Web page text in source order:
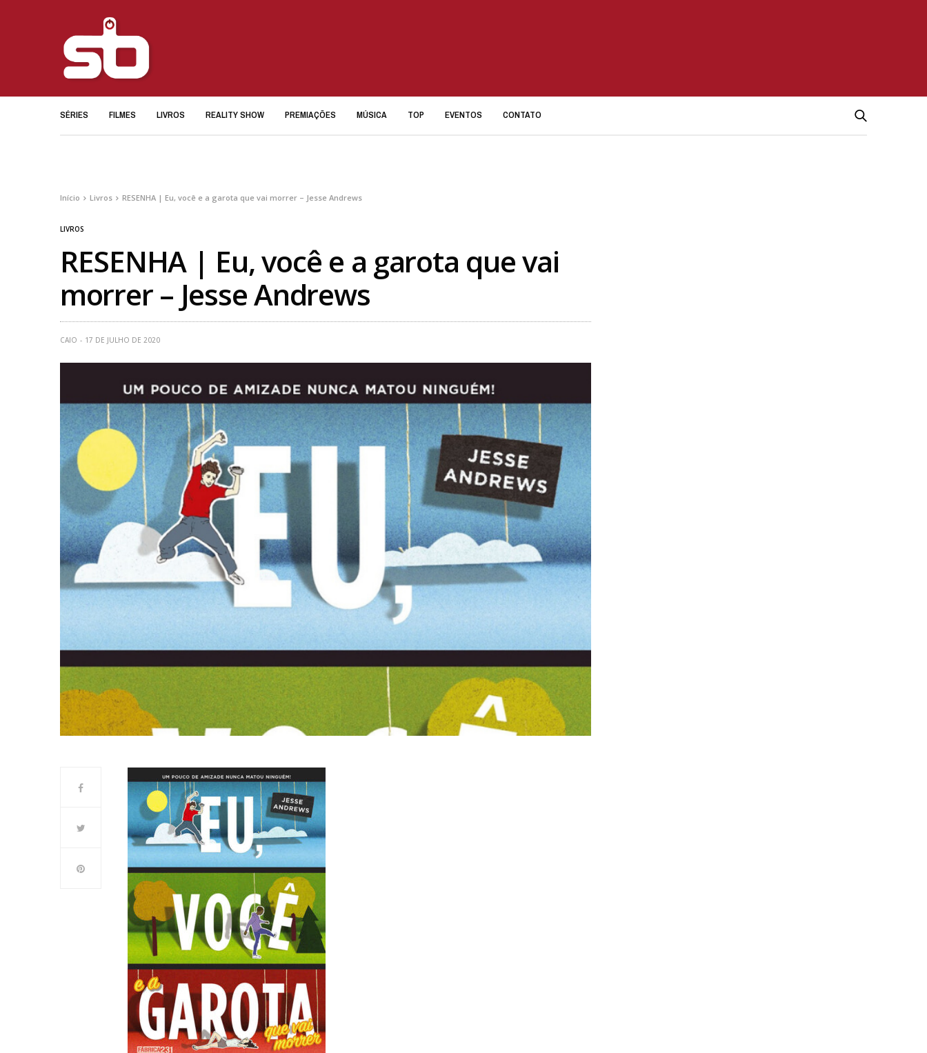
SÉRIES FILMES LIVROS REALITY SHOW PREMIAÇÕES MÚSICA TOP EVENTOS CONTATO
Início Livros RESENHA | Eu, você e a garota que vai morrer – Jesse Andrews
LIVROS
RESENHA | Eu, você e a garota que vai
morrer – Jesse Andrews
CAIO 17 DE JULHO DE 2020